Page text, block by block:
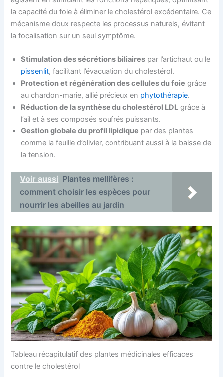
la capacité du foie à éliminer le cholestérol excédentaire. Ce
mécanisme doux respecte les processus naturels, évitant
la focalisation sur un seul symptôme.
Stimulation des sécrétions biliaires par l’artichaut ou le
pissenlit, facilitant l’évacuation du cholestérol.
Protection et régénération des cellules du foie grâce
au chardon-marie, allié précieux en phytothérapie.
Réduction de la synthèse du cholestérol LDL grâce à
l’ail et à ses composés soufrés puissants.
Gestion globale du profil lipidique par des plantes
comme la feuille d’olivier, contribuant aussi à la baisse de
la tension.
Voir aussi Plantes mellifères :
comment choisir les espèces pour
nourrir les abeilles au jardin
Tableau récapitulatif des plantes médicinales efficaces
contre le cholestérol